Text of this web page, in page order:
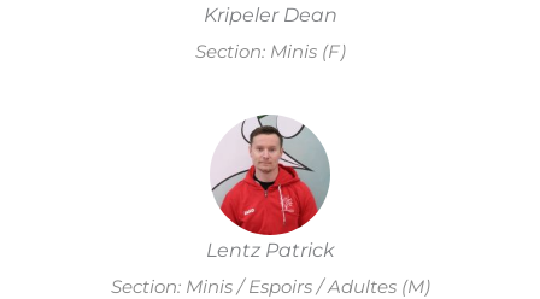
Kripeler Dean
Section: Minis (F)
Lentz Patrick
Section: Minis / Espoirs / Adultes (M)